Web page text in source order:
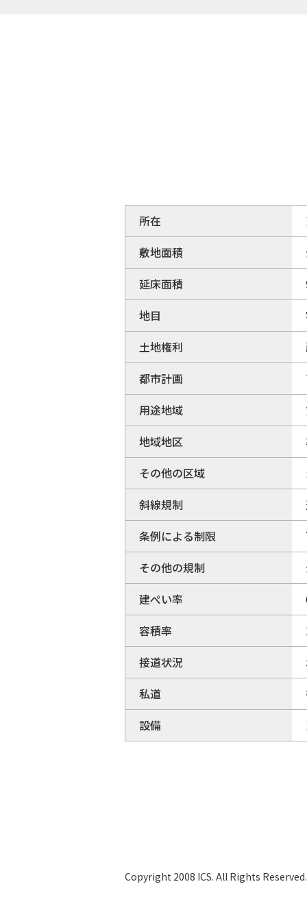
所在
敷地面積
延床面積
地目
土地権利
都市計画
用途地域
地域地区
その他の区域
斜線規制
条例による制限
その他の規制
建ぺい率
容積率
接道状況
私道
設備
Copyright 2008 ICS. All Rights Reserved.